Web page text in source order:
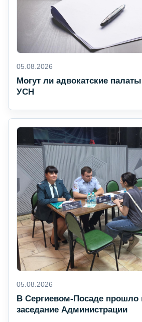
05.08.2026
Могут ли адвокатские
УСН
05.08.2026
В Сергиевом-Посаде прошло
заседание Администрации